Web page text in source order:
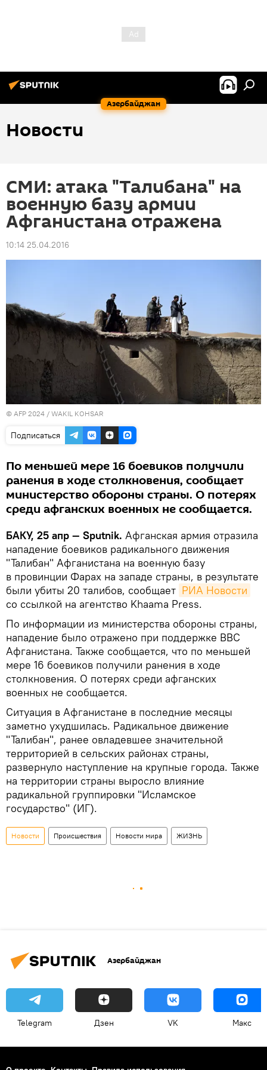
Азербайджан
Новости
СМИ: атака "Талибана" на
военную базу армии
Афганистана отражена
10:14 25.04.2016
© AFP 2024 / WAKIL KOHSAR
Подписаться
По меньшей мере 16 боевиков получили
ранения в ходе столкновения, сообщает
министерство обороны страны. О потерях
среди афганских военных не сообщается.
БАКУ, 25 апр — Sputnik. Афганская армия отразила
нападение боевиков радикального движения
"Талибан" Афганистана на военную базу
в провинции Фарах на западе страны, в результате
были убиты 20 талибов, сообщает РИА Новости
со ссылкой на агентство Khaama Press.
По информации из министерства обороны страны,
нападение было отражено при поддержке ВВС
Афганистана. Также сообщается, что по меньшей
мере 16 боевиков получили ранения в ходе
столкновения. О потерях среди афганских
военных не сообщается.
Ситуация в Афганистане в последние месяцы
заметно ухудшилась. Радикальное движение
"Талибан", ранее овладевшее значительной
территорией в сельских районах страны,
развернуло наступление на крупные города. Также
на территории страны выросло влияние
радикальной группировки "Исламское
государство" (ИГ).
Новости Происшествия Новости мира ЖИЗНЬ
Азербайджан
Telegram Дзен VK Макс